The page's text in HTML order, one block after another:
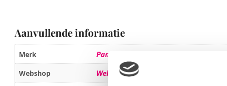
Aanvullende informatie
Merk Pampers
Webshop Wehkamp.nl